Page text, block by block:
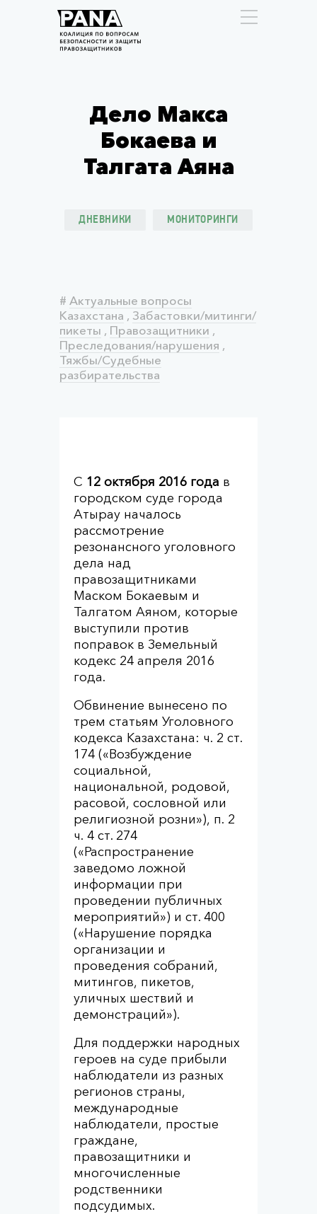
Дело Макса
Бокаева и
Талгата Аяна
ДНЕВНИКИ МОНИТОРИНГИ
# Актуальные вопросы
Казахстана , Забастовки/митинги/
пикеты , Правозащитники ,
Преследования/нарушения ,
Тяжбы/Судебные
разбирательства
С 12 октября 2016 года в
городском суде города
Атырау началось
рассмотрение
резонансного уголовного
дела над
правозащитниками
Маском Бокаевым и
Талгатом Аяном, которые
выступили против
поправок в Земельный
кодекс 24 апреля 2016
года.
Обвинение вынесено по
трем статьям Уголовного
кодекса Казахстана: ч. 2 ст.
174 («Возбуждение
социальной,
национальной, родовой,
расовой, сословной или
религиозной розни»), п. 2
ч. 4 ст. 274
(«Распространение
заведомо ложной
информации при
проведении публичных
мероприятий») и ст. 400
(«Нарушение порядка
организации и
проведения собраний,
митингов, пикетов,
уличных шествий и
демонстраций»).
Для поддержки народных
героев на суде прибыли
наблюдатели из разных
регионов страны,
международные
наблюдатели, простые
граждане,
правозащитники и
многочисленные
родственники
подсудимых.